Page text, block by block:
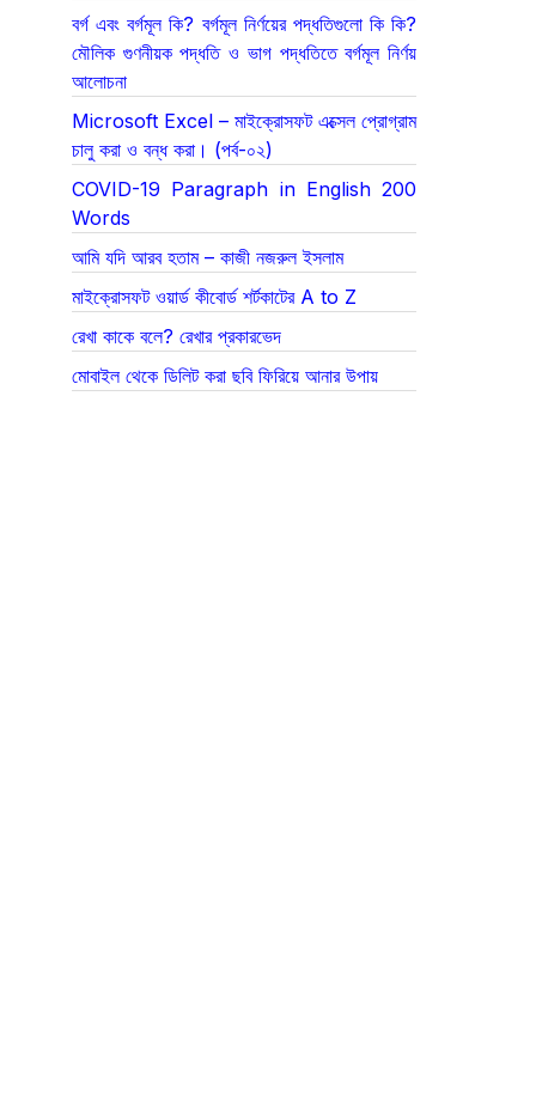
বর্গ এবং বর্গমূল কি? বর্গমূল নির্ণয়ের পদ্ধতিগুলো কি কি?
মৌলিক গুণনীয়ক পদ্ধতি ও ভাগ পদ্ধতিতে বর্গমূল নির্ণয়
আলোচনা
Microsoft Excel – মাইক্রোসফট এক্সেল প্রোগ্রাম
চালু করা ও বন্ধ করা। (পর্ব-০২)
COVID-19 Paragraph in English 200
Words
আমি যদি আরব হতাম – কাজী নজরুল ইসলাম
মাইক্রোসফট ওয়ার্ড কীবোর্ড শর্টকাটের A to Z
রেখা কাকে বলে? রেখার প্রকারভেদ
মোবাইল থেকে ডিলিট করা ছবি ফিরিয়ে আনার উপায়